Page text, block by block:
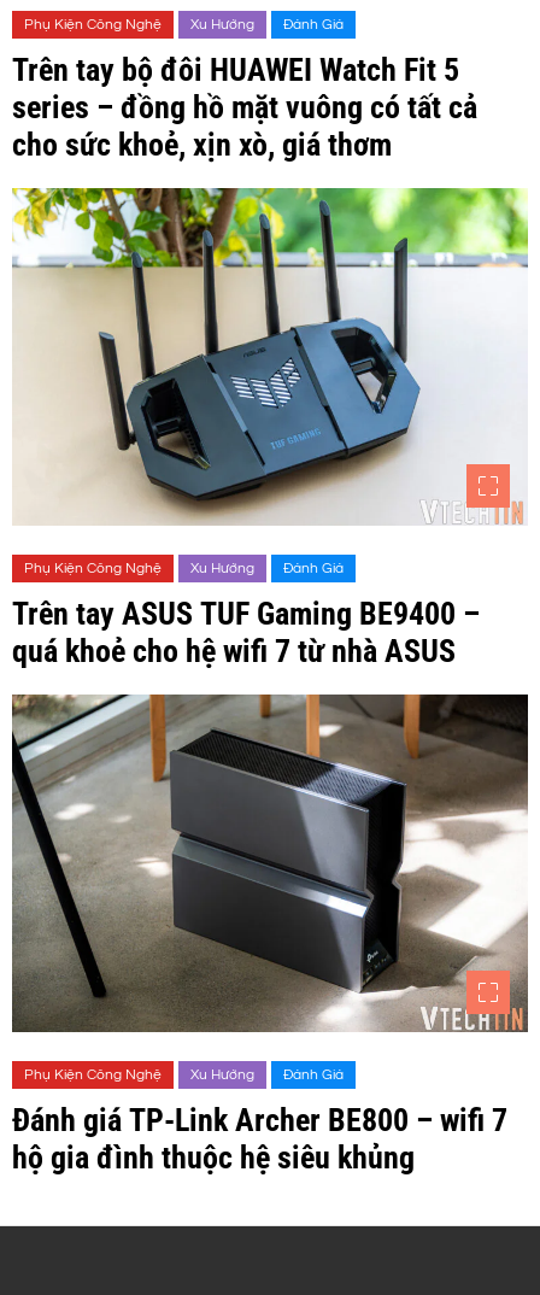
Phụ Kiện Công Nghệ Xu Hướng Đánh Giá
Trên tay bộ đôi HUAWEI Watch Fit 5
series – đồng hồ mặt vuông có tất cả
cho sức khoẻ, xịn xò, giá thơm
Phụ Kiện Công Nghệ Xu Hướng Đánh Giá
Trên tay ASUS TUF Gaming BE9400 –
quá khoẻ cho hệ wifi 7 từ nhà ASUS
Phụ Kiện Công Nghệ Xu Hướng Đánh Giá
Đánh giá TP-Link Archer BE800 – wifi 7
hộ gia đình thuộc hệ siêu khủng